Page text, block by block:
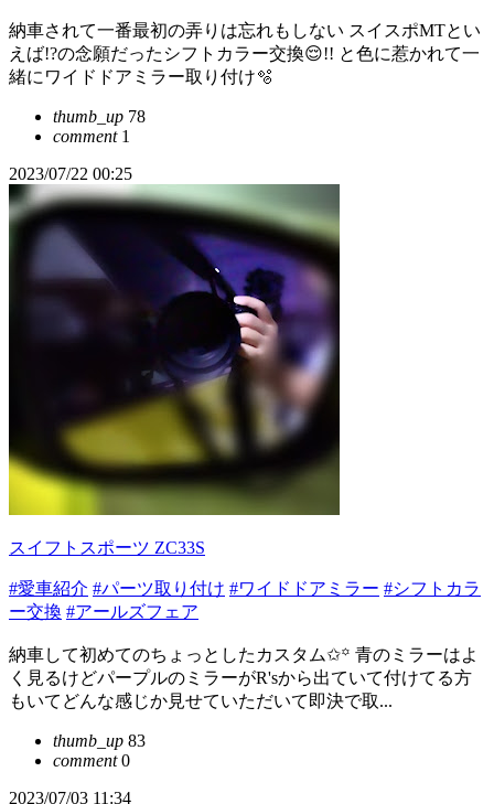
納車されて一番最初の弄りは忘れもしない スイスポMTとい
えば!?の念願だったシフトカラー交換😌!! と色に惹かれて一
緒にワイドドアミラー取り付け🫧
thumb_up 78
comment1
2023/07/22 00:25
スイフトスポーツ ZC33S
#愛車紹介 #パーツ取り付け #ワイドドアミラー #シフトカラ
ー交換 #アールズフェア
納車して初めてのちょっとしたカスタム✩꙳ 青のミラーはよ
く見るけどパープルのミラーがR'sから出ていて付けてる方
もいてどんな感じか見せていただいて即決で取...
thumb_up 83
comment0
2023/07/03 11:34